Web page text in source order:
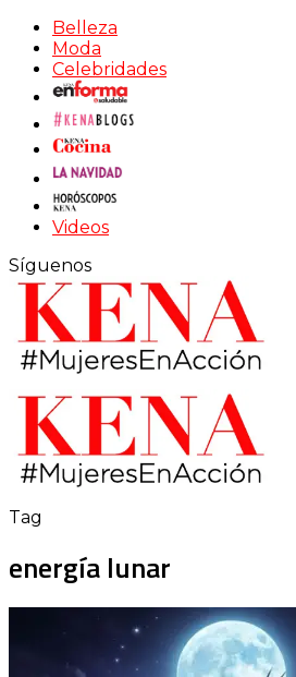
Belleza
Moda
Celebridades
Videos
Síguenos
Tag
energía lunar